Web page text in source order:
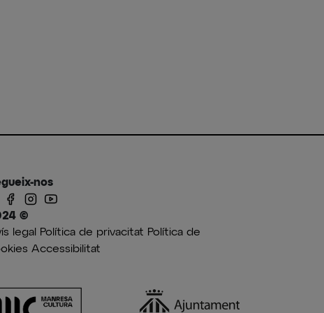
nos
©
legal
Política de privacitat Política de
Accessibilitat